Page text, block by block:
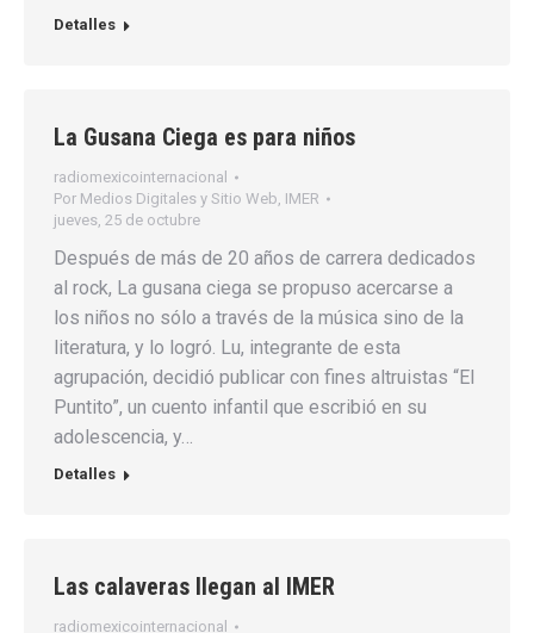
Detalles
La Gusana Ciega es para niños
radiomexicointernacional
Por Medios Digitales y Sitio Web, IMER
jueves, 25 de octubre
Después de más de 20 años de carrera dedicados
al rock, La gusana ciega se propuso acercarse a
los niños no sólo a través de la música sino de la
literatura, y lo logró. Lu, integrante de esta
agrupación, decidió publicar con fines altruistas “El
Puntito”, un cuento infantil que escribió en su
adolescencia, y…
Detalles
Las calaveras llegan al IMER
radiomexicointernacional